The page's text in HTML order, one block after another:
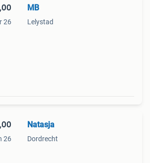
26
MB
Lelystad
26
Natasja
Dordrecht